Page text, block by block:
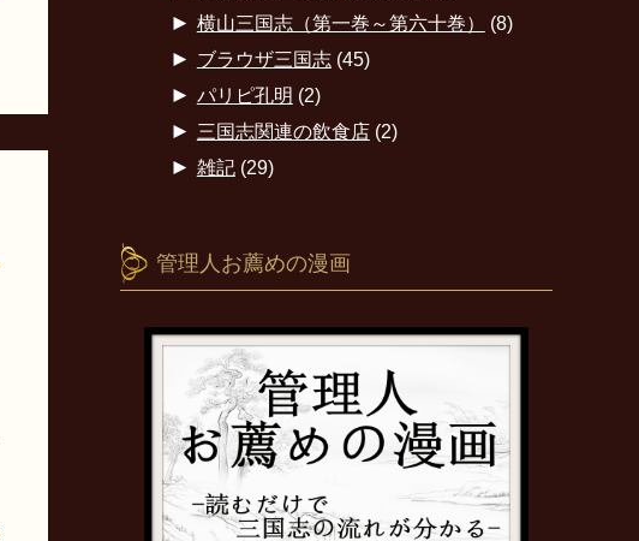
► 横山三国志（第一巻～第六十巻） (8)
► ブラウザ三国志(45)
► パリピ孔明 (2)
► 三国志関連の飲食店(2)
► 雑記(29)
管理人お薦めの漫画